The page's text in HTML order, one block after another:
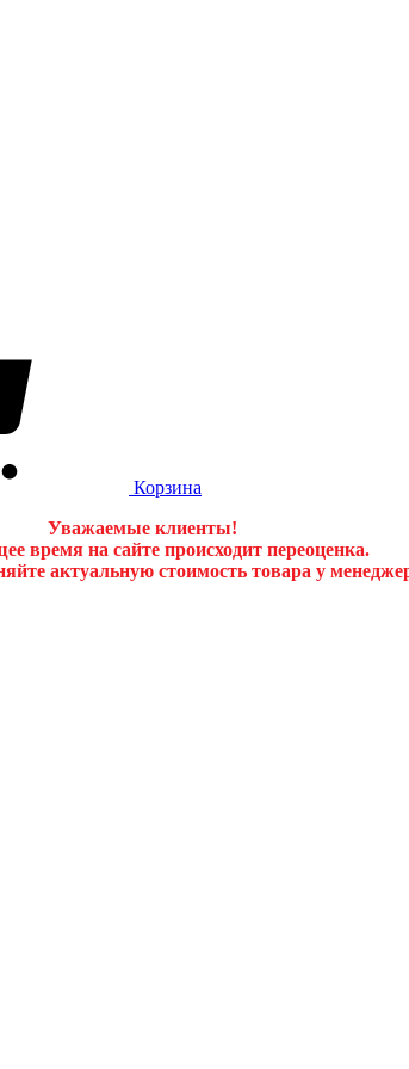
Корзина
Уважаемые клиенты!
время на сайте происходит переоценка.
актуальную стоимость товара у